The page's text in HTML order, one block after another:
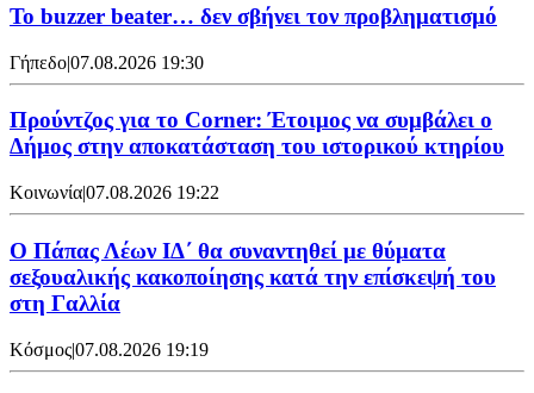
Το buzzer beater… δεν σβήνει τoν προβληματισμό
Γήπεδο|07.08.2026 19:30
Προύντζος για το Corner: Έτοιμος να συμβάλει ο
Δήμος στην αποκατάσταση του ιστορικού κτηρίου
Κοινωνία|07.08.2026 19:22
Ο Πάπας Λέων ΙΔ΄ θα συναντηθεί με θύματα
σεξουαλικής κακοποίησης κατά την επίσκεψή του
στη Γαλλία
Κόσμος|07.08.2026 19:19